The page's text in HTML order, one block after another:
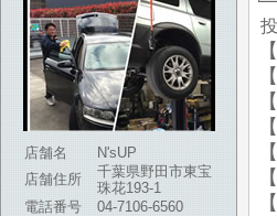
店舗名
N'sUP
店舗住所
千葉県野田市東宝
珠花193-1
電話番号
04-7106-6560